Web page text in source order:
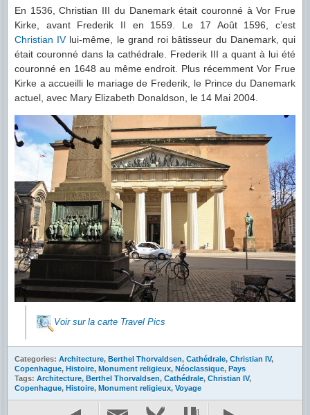
En 1536, Christian III du Danemark était couronné à Vor Frue
Kirke, avant Frederik II en 1559. Le 17 Août 1596, c’est
Christian IVlui-même, le grand roi bâtisseur du Danemark, qui
était couronné dans la cathédrale. Frederik III a quant à lui été
couronné en 1648 au même endroit. Plus récemment Vor Frue
Kirke a accueilli le mariage de Frederik, le Prince du Danemark
actuel, avec Mary Elizabeth Donaldson, le 14 Mai 2004.
Voir sur la carte Travel Pics
Categories: Architecture, Berthel Thorvaldsen, Cathédrale, Christian IV,
Copenhague, Histoire, Monument religieux, Néoclassique, Pays
Tags: Architecture, Berthel Thorvaldsen, Cathédrale, Christian IV,
Copenhague, Histoire, Monument religieux, Voyage